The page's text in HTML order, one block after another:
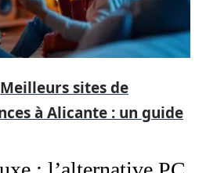
Meilleurs sites de
à Alicante : un guide